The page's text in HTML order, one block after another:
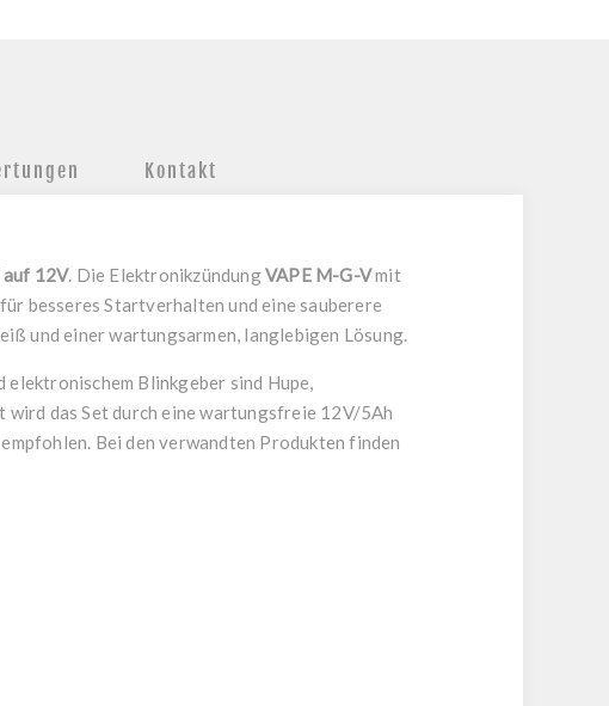
Kontakt
auf 12V. Die ElektronikzündungVAPE M-G-Vmit
besseres Startverhalten und eine sauberere
und einer wartungsarmen, langlebigen Lösung.
Blinkgeber sind Hupe,
wird das Set durch eine wartungsfreie 12V/5Ah
Bei den verwandten Produkten finden